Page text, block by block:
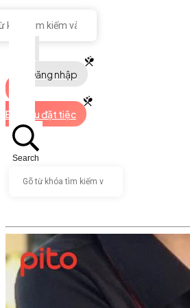
Đăng nhập
Bắt đầu đặt tiệc
Search